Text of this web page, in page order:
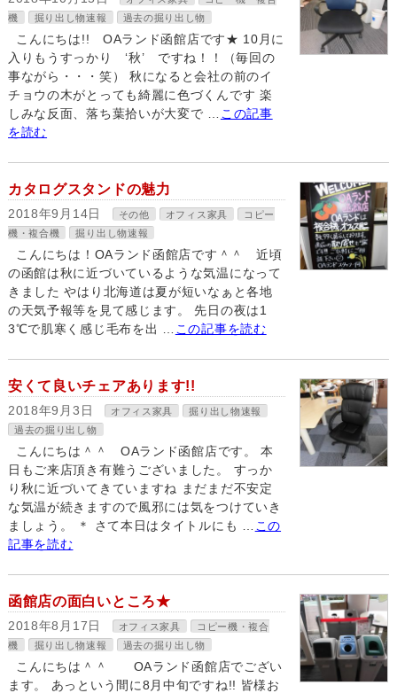
機
掘り出し物速報 過去の掘り出し物
こんにちは!! OAランド函館店です★ 10月に
入りもうすっかり ‘秋’ ですね！！（毎回の
事ながら・・・笑） 秋になると会社の前のイ
チョウの木がとっても綺麗に色づくんです 楽
しみな反面、落ち葉拾いが大変で …
この記事
を読む
カタログスタンドの魅力
2018年9月14日 その他 オフィス家具
コピー
機・複合機
掘り出し物速報
こんにちは！OAランド函館店です＾＾ 近頃
の函館は秋に近づいているような気温になって
きました やはり北海道は夏が短いなぁと各地
の天気予報等を見て感じます。 先日の夜は1
3℃で肌寒く感じ毛布を出 …
この記事を読む
安くて良いチェアあります!!
2018年9月3日 オフィス家具
掘り出し物速報
過去の掘り出し物
こんにちは＾＾ OAランド函館店です。 本
日もご来店頂き有難うございました。 すっか
り秋に近づいてきていますね まだまだ不安定
な気温が続きますので風邪には気をつけていき
ましょう。 ＊ さて本日はタイトルにも …
この
記事を読む
函館店の面白いところ★
2018年8月17日 オフィス家具
コピー機・複合
機
掘り出し物速報 過去の掘り出し物
こんにちは＾＾ OAランド函館店でござい
ます。 あっという間に8月中旬ですね!! 皆様お